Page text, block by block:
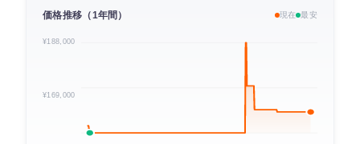
価格推移（1年間） 現在 最安
¥188,000
¥169,000